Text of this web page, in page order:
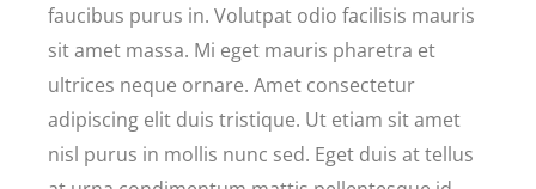
faucibus purus in. Volutpat odio facilisis mauris
sit amet massa. Mi eget mauris pharetra et
ultrices neque ornare. Amet consectetur
adipiscing elit duis tristique. Ut etiam sit amet
nisl purus in mollis nunc sed. Eget duis at tellus